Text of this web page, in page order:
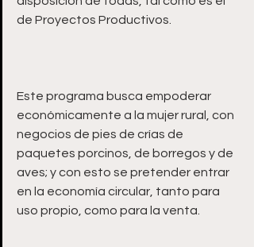
Este programa busca empoderar
económicamente a la mujer rural, con
negocios de pies de crías de
paquetes porcinos, de borregos y de
aves; y con esto se pretender entrar
en la economía circular, tanto para